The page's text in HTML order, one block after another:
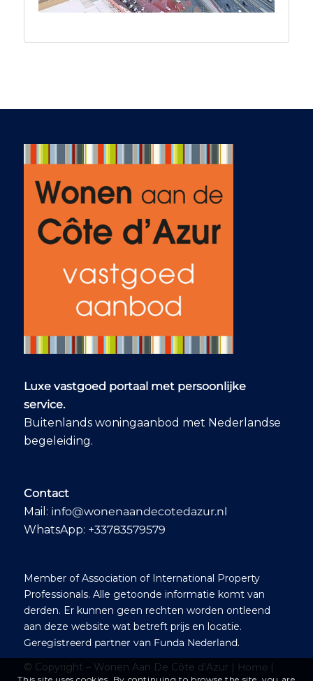
Luxe vastgoed portaal met persoonlijke
service.
Buitenlands woningaanbod met Nederlandse
begeleiding.
Contact
Mail: info@wonenaandecotedazur.nl
WhatsApp: +33783579579
Member of Association of International Property
Professionals. Alle getoonde informatie komt van
derden. Er kunnen geen rechten worden ontleend
aan deze website wat betreft prijs en locatie.
Geregistreerd partner van Funda Nederland.
© Copyright – Wonen Aan De Côte d’Azur | Home|